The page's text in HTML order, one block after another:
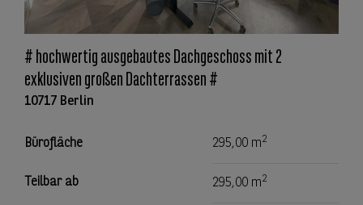
# hochwertig ausgebautes Dachgeschoss mit 2
exklusiven großen Dachterrassen #
10717 Berlin
Bürofläche 295,00 m2
Teilbar ab 295,00 m2